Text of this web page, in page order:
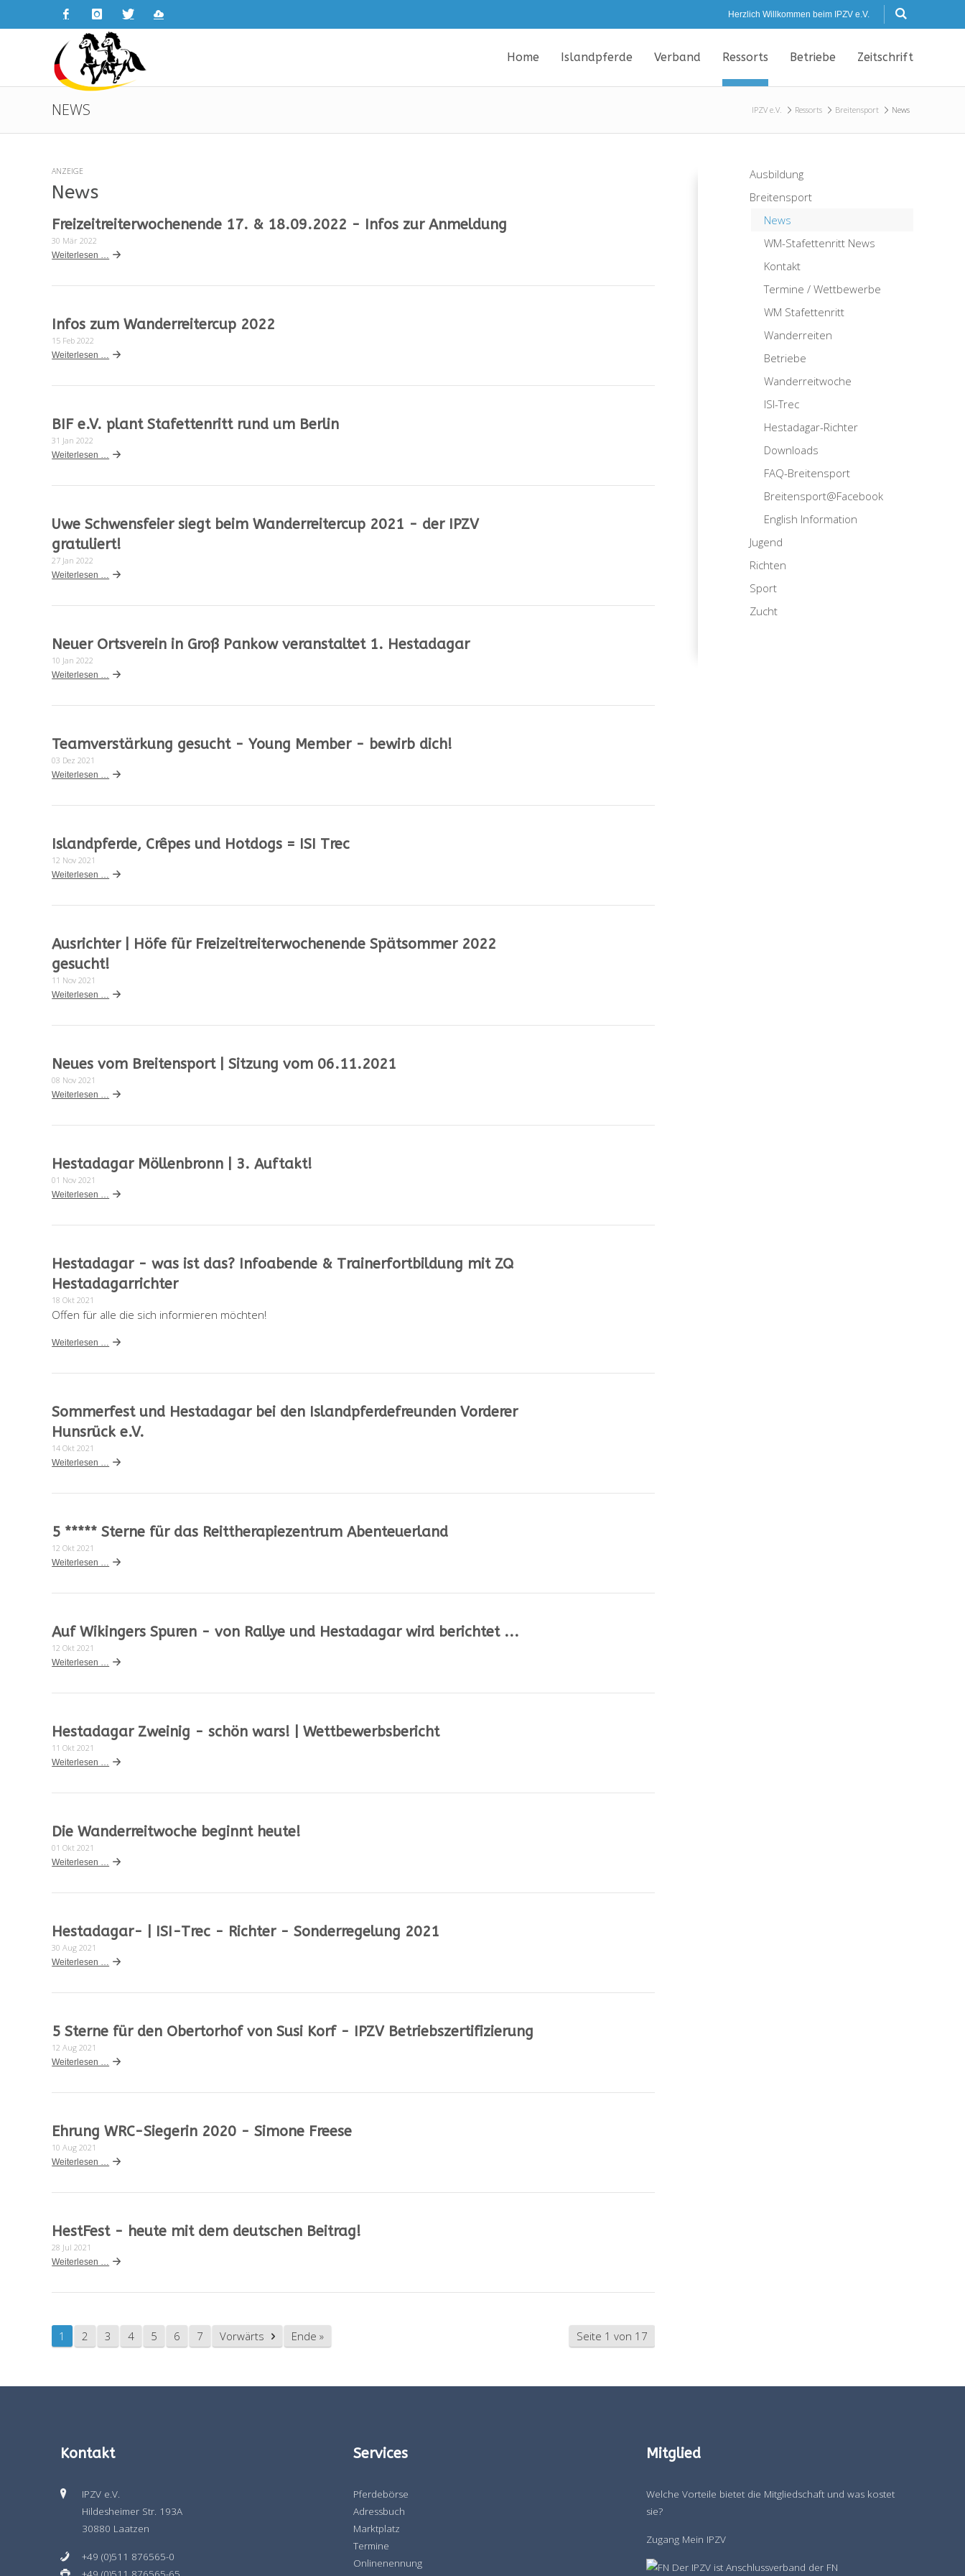
Herzlich Willkommen beim IPZV e.V.
Home Islandpferde Verband Ressorts Betriebe Zeitschrift
Breitensport
IPZV e.V. Ressorts Breitensport News
NEWS
ANZEIGE
News
Freizeitreiterwochenende 17. & 18.09.2022 - Infos zur Anmeldung
30 Mär 2022
Weiterlesen …
Infos zum Wanderreitercup 2022
15 Feb 2022
Weiterlesen …
BIF e.V. plant Stafettenritt rund um Berlin
31 Jan 2022
Weiterlesen …
Uwe Schwensfeier siegt beim Wanderreitercup 2021 - der IPZV
gratuliert!
27 Jan 2022
Weiterlesen …
Neuer Ortsverein in Groß Pankow veranstaltet 1. Hestadagar
10 Jan 2022
Weiterlesen …
Teamverstärkung gesucht - Young Member - bewirb dich!
03 Dez 2021
Weiterlesen …
Islandpferde, Crêpes und Hotdogs = ISI Trec
12 Nov 2021
Weiterlesen …
Ausrichter | Höfe für Freizeitreiterwochenende Spätsommer 2022
gesucht!
11 Nov 2021
Weiterlesen …
Neues vom Breitensport | Sitzung vom 06.11.2021
08 Nov 2021
Weiterlesen …
Hestadagar Möllenbronn | 3. Auftakt!
01 Nov 2021
Weiterlesen …
Hestadagar - was ist das? Infoabende & Trainerfortbildung mit ZQ
Hestadagarrichter
18 Okt 2021
Offen für alle die sich informieren möchten!
Weiterlesen …
Sommerfest und Hestadagar bei den Islandpferdefreunden Vorderer
Hunsrück e.V.
14 Okt 2021
Weiterlesen …
5 ***** Sterne für das Reittherapiezentrum Abenteuerland
12 Okt 2021
Weiterlesen …
Auf Wikingers Spuren - von Rallye und Hestadagar wird berichtet ...
12 Okt 2021
Weiterlesen …
Hestadagar Zweinig - schön wars! | Wettbewerbsbericht
11 Okt 2021
Weiterlesen …
Die Wanderreitwoche beginnt heute!
01 Okt 2021
Weiterlesen …
Hestadagar- | ISI-Trec - Richter - Sonderregelung 2021
30 Aug 2021
Weiterlesen …
5 Sterne für den Obertorhof von Susi Korf - IPZV Betriebszertifizierung
12 Aug 2021
Weiterlesen …
Ehrung WRC-Siegerin 2020 - Simone Freese
10 Aug 2021
Weiterlesen …
HestFest - heute mit dem deutschen Beitrag!
28 Jul 2021
Weiterlesen …
Seite 1 von 17
1 2 3 4 5 6 7 Vorwärts Ende »
Ausbildung
Breitensport
News
WM-Stafettenritt News
Kontakt
Termine / Wettbewerbe
WM Stafettenritt
Wanderreiten
Betriebe
Wanderreitwoche
ISI-Trec
Hestadagar-Richter
Downloads
FAQ-Breitensport
Breitensport@Facebook
English Information
Jugend
Richten
Sport
Zucht
Kontakt
IPZV e.V.
Hildesheimer Str. 193A
30880 Laatzen
+49 (0)511 876565-0
Services
Pferdebörse
Adressbuch
Marktplatz
Termine
Onlinenennung
Mitglied
Welche Vorteile bietet die Mitgliedschaft und was kostet
sie?
Zugang Mein IPZV
Der IPZV ist Anschlussverband der FN